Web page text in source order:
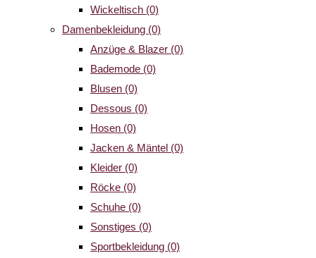
Wickeltisch (0)
Damenbekleidung (0)
Anzüge & Blazer (0)
Bademode (0)
Blusen (0)
Dessous (0)
Hosen (0)
Jacken & Mäntel (0)
Kleider (0)
Röcke (0)
Schuhe (0)
Sonstiges (0)
Sportbekleidung (0)